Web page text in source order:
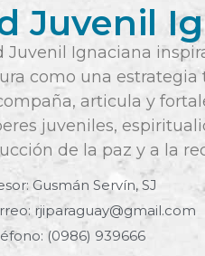
Juvenil
Juvenil Ignaciana
como una estrategia
articula y
juveniles,
de la paz y a la
Gusmán Servín, SJ
rjiparaguay@gmail.com
(0986) 939666